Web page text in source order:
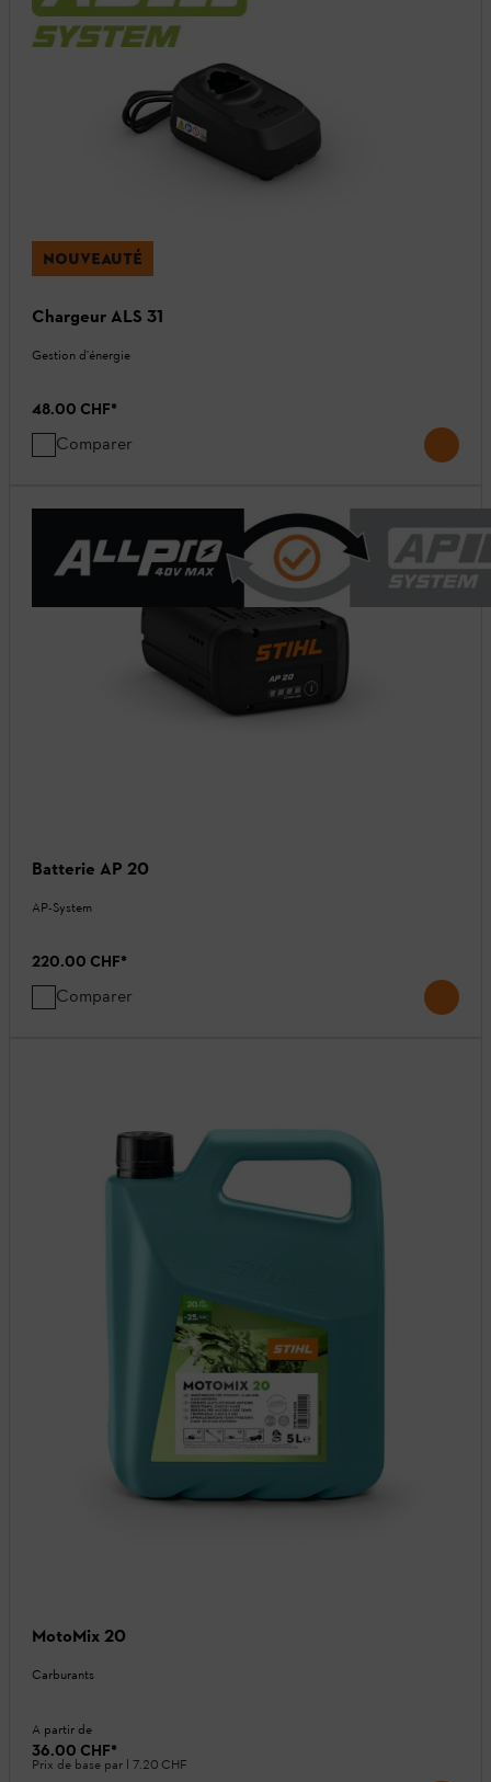
NOUVEAUTÉ
Chargeur ALS 31
Gestion d'énergie
48.00 CHF*
Comparer
Batterie AP 20
AP-System
220.00 CHF*
Comparer
MotoMix 20
Carburants
A partir de
36.00 CHF*
Prix de base par l 7.20 CHF